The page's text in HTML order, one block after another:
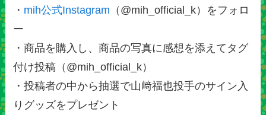
・ mih公式Instagram （@mih_official_k）をフォロ
ー
・商品を購入し、商品の写真に感想を添えてタグ
付け投稿（@mih_official_k）
・投稿者の中から抽選で山﨑福也投手のサイン入
りグッズをプレゼント